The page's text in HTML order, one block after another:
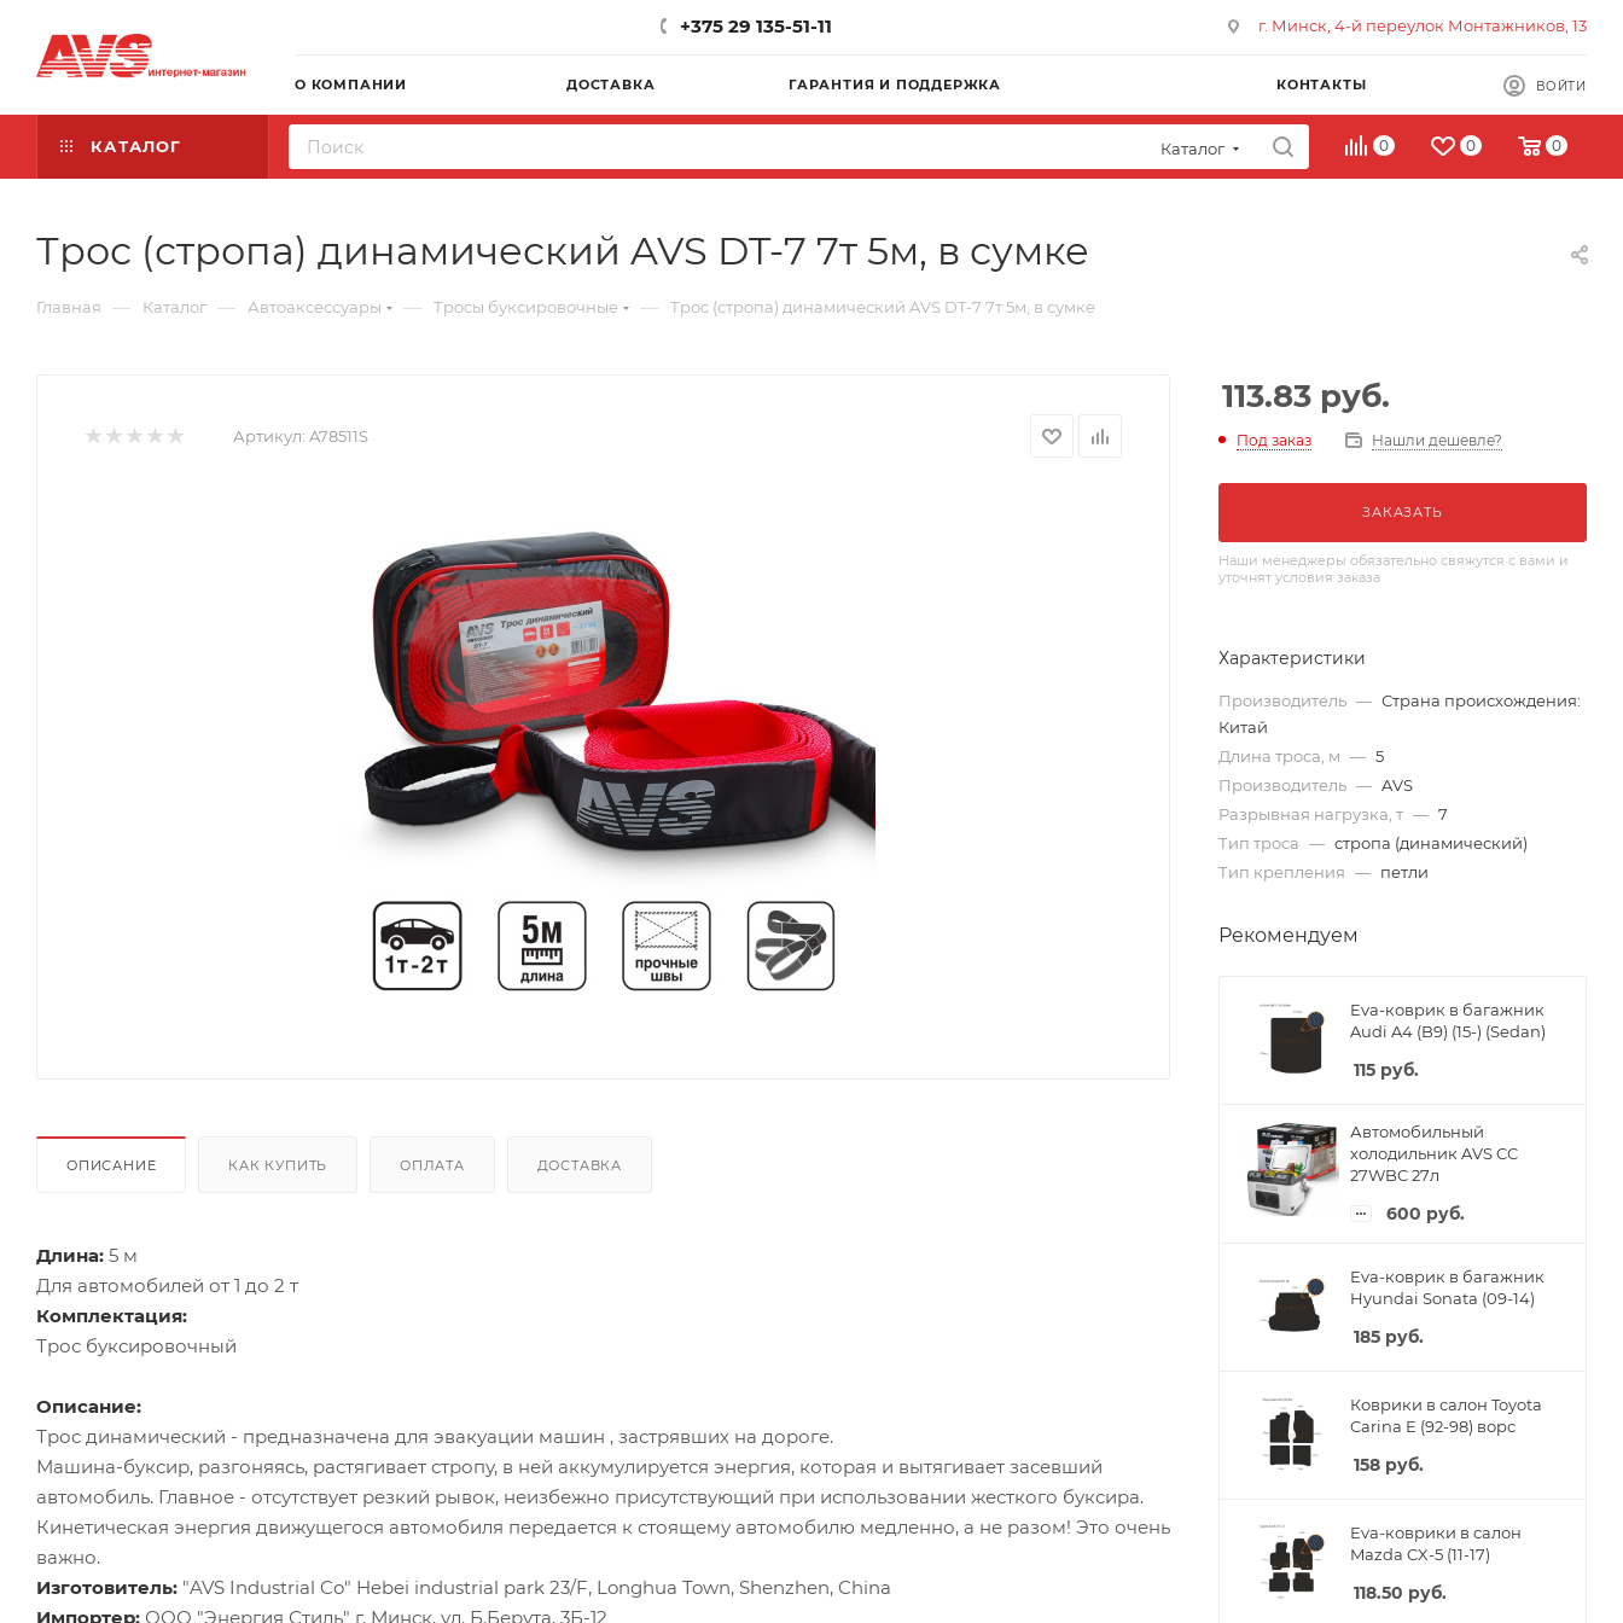
+375 29 135-51-11 г. Минск, 4-й переулок Монтажников, 13
О КОМПАНИИ ДОСТАВКА ГАРАНТИЯ И ПОДДЕРЖКА КОНТАКТЫ ВОЙТИ
КАТАЛОГ Каталог 0 0 0
Трос (стропа) динамический AVS DT-7 7т 5м, в сумке
Главная — Каталог — Автоаксессуары — Тросы буксировочные — Трос (стропа) динамический AVS DT-7 7т 5м, в сумке
Артикул: A78511S
ОПИСАНИЕ КАК КУПИТЬ ОПЛАТА ДОСТАВКА
Длина: 5 м
Для автомобилей от 1 до 2 т
Комплектация:
Трос буксировочный
Описание:
Трос динамический - предназначена для эвакуации машин , застрявших на дороге.
Машина-буксир, разгоняясь, растягивает стропу, в ней аккумулируется энергия, которая и вытягивает засевший
автомобиль. Главное - отсутствует резкий рывок, неизбежно присутствующий при использовании жесткого буксира.
Кинетическая энергия движущегося автомобиля передается к стоящему автомобилю медленно, а не разом! Это очень
важно.
Изготовитель: "AVS Industrial Co" Hebei industrial park 23/F, Longhua Town, Shenzhen, China
Импортер: ООО "Энергия Стиль" г. Минск, ул. Б.Берута, 3Б-12
113.83 руб.
Под заказ Нашли дешевле?
ЗАКАЗАТЬ
Наши менеджеры обязательно свяжутся с вами и
уточнят условия заказа
Характеристики
Производитель — Страна происхождения:
Китай
Длина троса, м — 5
Производитель — AVS
Разрывная нагрузка, т — 7
Тип троса — стропа (динамический)
Тип крепления — петли
Рекомендуем
Eva-коврик в багажник
Audi A4 (B9) (15-) (Sedan)
115 руб.
Автомобильный
холодильник AVS CC
27WBC 27л
600 руб.
Eva-коврик в багажник
Hyundai Sonata (09-14)
185 руб.
Коврики в салон Toyota
Carina E (92-98) ворс
158 руб.
Eva-коврики в салон
Mazda CX-5 (11-17)
118.50 руб.